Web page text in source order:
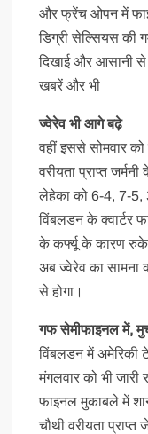
और फ्रेंच ओपन में
डिग्री सेल्सियस की
दिखाई और आसानी से
खबरें और भी
ज्वेरेव भी आगे बढ़े
वहीं इससे सोमवार
वरीयता प्राप्त
लेहेका को 6-4, 7-5,
विंबलडन के क्वार्टर
के कर्फ्यू के कारण रुके
अब ज्वेरेव का सामना
से होगा।
गफ सेमीफाइनल में,
विंबलडन में अमेरिकी
मंगलवार को भी जारी
फाइनल मुकाबले में
चौथी वरीयता